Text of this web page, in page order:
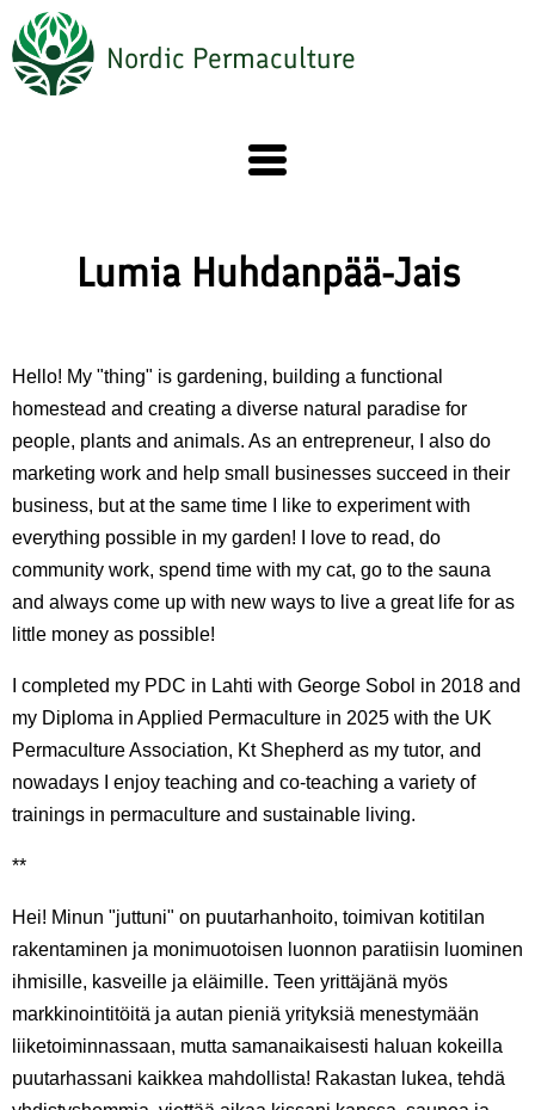
Skip
to
main
Nordic Permaculture
Lumia Huhdanpää-Jais
Hello! My "thing" is gardening, building a functional
homestead and creating a diverse natural paradise for
people, plants and animals. As an entrepreneur, I also do
marketing work and help small businesses succeed in their
business, but at the same time I like to experiment with
everything possible in my garden! I love to read, do
community work, spend time with my cat, go to the sauna
and always come up with new ways to live a great life for as
little money as possible!
I completed my PDC in Lahti with George Sobol in 2018 and
my Diploma in Applied Permaculture in 2025 with the UK
Permaculture Association, Kt Shepherd as my tutor, and
nowadays I enjoy teaching and co-teaching a variety of
trainings in permaculture and sustainable living.
**
Hei! Minun "juttuni" on puutarhanhoito, toimivan kotitilan
rakentaminen ja monimuotoisen luonnon paratiisin luominen
ihmisille, kasveille ja eläimille. Teen yrittäjänä myös
markkinointitöitä ja autan pieniä yrityksiä menestymään
liiketoiminnassaan, mutta samanaikaisesti haluan kokeilla
puutarhassani kaikkea mahdollista! Rakastan lukea, tehdä